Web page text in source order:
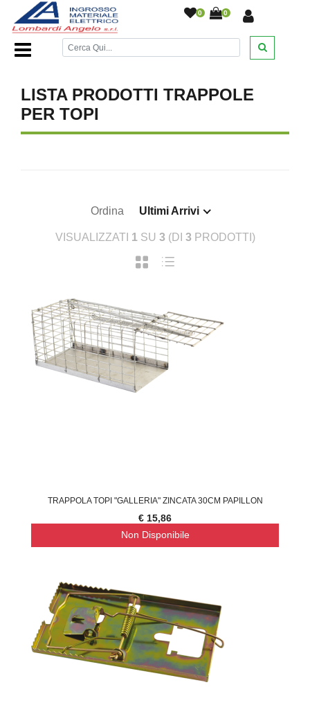
0 0
Home Page/DESANTIS////
LISTA PRODOTTI TRAPPOLE
PER TOPI
Ordina Ultimi Arrivi
VISUALIZZATI 1 SU 3 (DI 3 PRODOTTI)
TRAPPOLA TOPI "GALLERIA" ZINCATA 30CM PAPILLON
€ 15,86
Non Disponibile